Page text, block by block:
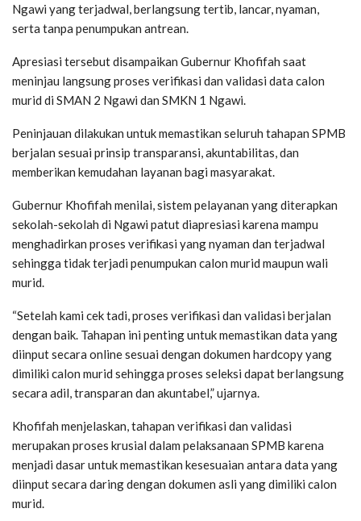
Ngawi yang terjadwal, berlangsung tertib, lancar, nyaman,
serta tanpa penumpukan antrean.
Apresiasi tersebut disampaikan Gubernur Khofifah saat
meninjau langsung proses verifikasi dan validasi data calon
murid di SMAN 2 Ngawi dan SMKN 1 Ngawi.
Peninjauan dilakukan untuk memastikan seluruh tahapan SPMB
berjalan sesuai prinsip transparansi, akuntabilitas, dan
memberikan kemudahan layanan bagi masyarakat.
Gubernur Khofifah menilai, sistem pelayanan yang diterapkan
sekolah-sekolah di Ngawi patut diapresiasi karena mampu
menghadirkan proses verifikasi yang nyaman dan terjadwal
sehingga tidak terjadi penumpukan calon murid maupun wali
murid.
“Setelah kami cek tadi, proses verifikasi dan validasi berjalan
dengan baik. Tahapan ini penting untuk memastikan data yang
diinput secara online sesuai dengan dokumen hardcopy yang
dimiliki calon murid sehingga proses seleksi dapat berlangsung
secara adil, transparan dan akuntabel,” ujarnya.
Khofifah menjelaskan, tahapan verifikasi dan validasi
merupakan proses krusial dalam pelaksanaan SPMB karena
menjadi dasar untuk memastikan kesesuaian antara data yang
diinput secara daring dengan dokumen asli yang dimiliki calon
murid.